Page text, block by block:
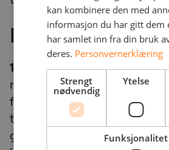
Praktiske
1. Kartlegg alle eksisterende
med å få oversikt. Hvilke
fjernaksess? Hvem har
tilgangen sist brukt? Dette
gjerne tilganger som burde
kan kombinere den med
informasjon du har gitt dem
har samlet inn fra din bruk
deres. Personvernerklæring
Strengt
nødvendig
Ytelse
Funksjonalitet